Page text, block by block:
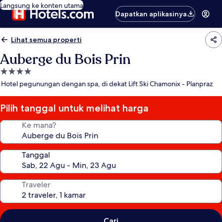
Langsung ke konten utama
Dapatkan aplikasinya
Lihat semua properti
Auberge du Bois Prin
Properti
bintang
Hotel pegunungan dengan spa, di dekat Lift Ski Chamonix - Planpraz
Pilih tanggal untuk melihat harga
Ke mana?
Tanggal
Traveler